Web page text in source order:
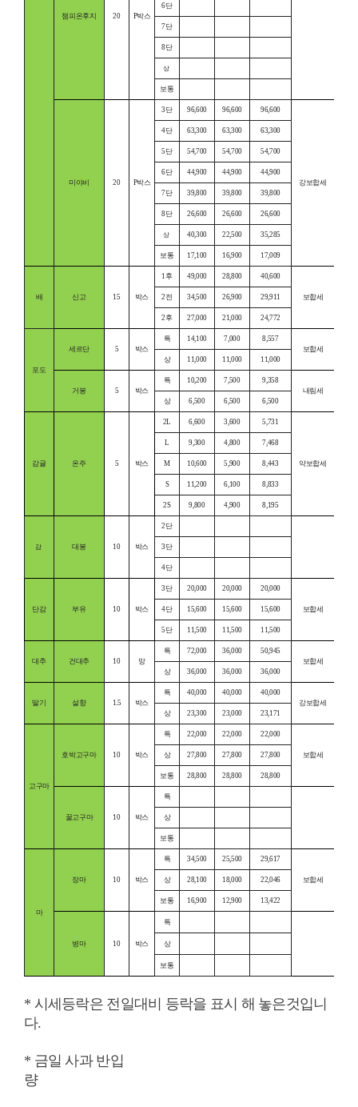
챔피온후지 20 P박스
6단
7단
8단
상
보통
미야비 20 P박스
3단 96,600 96,600 96,600
강보합세
4단 63,300 63,300 63,300
5단 54,700 54,700 54,700
6단 44,900 44,900 44,900
7단 39,800 39,800 39,800
8단 26,600 26,600 26,600
상 40,300 22,500 35,285
보통 17,100 16,900 17,009
배 신고 15 박스
1후 49,000 28,800 40,600
보합세
2전 34,500 26,900 29,911
2후 27,000 21,000 24,772
포도
세르단 5 박스
특 14,100 7,000
8,557
보합세
상
11,000 11,000 11,000
거봉 5 박스
특 10,200 7,500
9,358
내림세
상
6,500 6,500 6,500
감귤 온주 5 박스
2L 6,600 3,600 5,731
약보합세
L 9,300 4,800 7,468
M 10,600 5,900 8,443
S 11,200 6,100 8,833
2S 9,800 4,900 8,195
감 대봉 10 박스
2단
3단
4단
단감 부유 10 박스
3단 20,000 20,000 20,000
보합세
4단 15,600 15,600 15,600
5단 11,500 11,500 11,500
대추 건대추 10 망
특 72,000 36,000
50,945
보합세
상
36,000 36,000 36,000
딸기 설향 1.5 박스
특 40,000 40,000
40,000
강보합세
상
23,300 23,000 23,171
고구마
호박고구마 10 박스
특 22,000 22,000 22,000
보합세
상 27,800 27,800 27,800
보통 28,800 28,800 28,800
꿀고구마 10 박스
특
상
보통
마
장마 10 박스
특 34,500 25,500 29,617
보합세
상 28,100 18,000 22,046
보통 16,900 12,900 13,422
병마 10 박스
특
상
보통
* 시세등락은 전일대비 등락을 표시 해 놓은것입니
다.
* 금일 사과 반입
량